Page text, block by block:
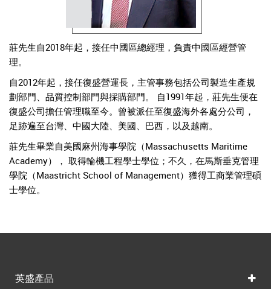
莊先生自2018年起，接任中國區總經理，負責中國區經營管
理。
自2012年起，接任復盛營運長，主管事務包括公司製造生產規
劃部門、品質控制部門與採購部門。 自1991年起，莊先生便在
復盛公司擔任管理職至今。曾被派任至復盛海外各處分公司，
足跡遍至台灣、中國大陸、美國、巴西，以及越南。
莊先生畢業自美國麻州海事學院（Massachusetts Maritime
Academy）， 取得輪機工程學士學位；不久，在馬斯垂克管理
學院（Maastricht School of Management）獲得工商業管理碩
士學位。
英盛產品